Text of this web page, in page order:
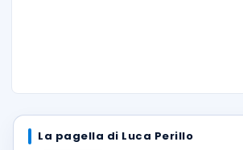
La pagella di Luca Perillo